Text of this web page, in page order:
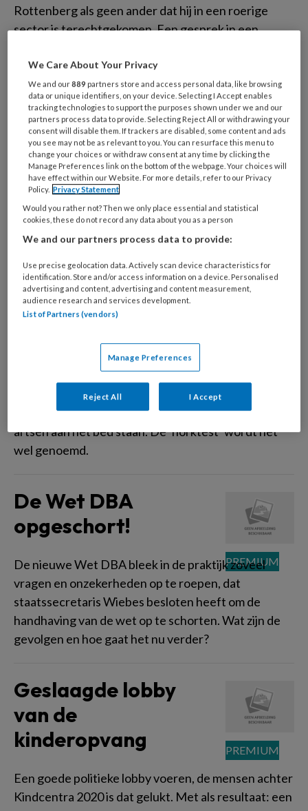
Rottenberg als geen ander dat hij in een roerige
sector is terechtgekomen. Een gesprek in een
en de hernieuwde Brancheorganisatie
Kinderopvang.
‘Zoek de grens op’
Organisaties in de jeugdhulp, het
onderwijs en de kinderopvang experimenteren al
een tijdje met samenwerkingsvormen. Hoewel dat
tips van bestuurders over hoe de obstakels te
overwinnen. ‘Durf buiten de paden te lopen.’
Lingeriebonnen
Toekomstige studenten
geneeskunde moeten aan de Erasmus Universiteit
tegenwoordig een integriteitstest doen, om te
zorgen dat er nooit meer botte, ongeïnteresseerde
artsen aan het bed staan. De ‘horktest’ wordt het
wel genoemd.
De Wet DBA
opgeschort!
De nieuwe Wet DBA bleek in de praktijk zoveel
vragen en onzekerheden op te roepen, dat
staatssecretaris Wiebes besloten heeft om de
handhaving van de wet op te schorten. Wat zijn de
gevolgen en hoe gaat het nu verder?
Geslaagde lobby
van de
kinderopvang
Een goede politieke lobby voeren, de mensen achter
Kindcentra 2020 is dat gelukt. Met als resultaat: een
We Care About Your Privacy
We and our889 partners store and access personal data, like browsing
data or unique identifiers, on your device. Selecting I Accept enables
tracking technologies to support the purposes shown under we and our
partners process data to provide. Selecting Reject All or withdrawing your
consent will disable them. If trackers are disabled, some content and ads
you see may not be as relevant to you. You can resurface this menu to
change your choices or withdraw consent at any time by clicking the
Manage Preferences link on the bottom of the webpage. Your choices will
have effect within our Website. For more details, refer to our Privacy
Policy. Privacy Statement
Would you rather not? Then we only place essential and statistical
cookies, these do not record any data about you as a person
We and our partners process data to provide:
Use precise geolocation data. Actively scan device characteristics for
identification. Store and/or access information on a device. Personalised
advertising and content, advertising and content measurement,
audience research and services development.
List of Partners (vendors)
Manage Preferences
Reject All I Accept